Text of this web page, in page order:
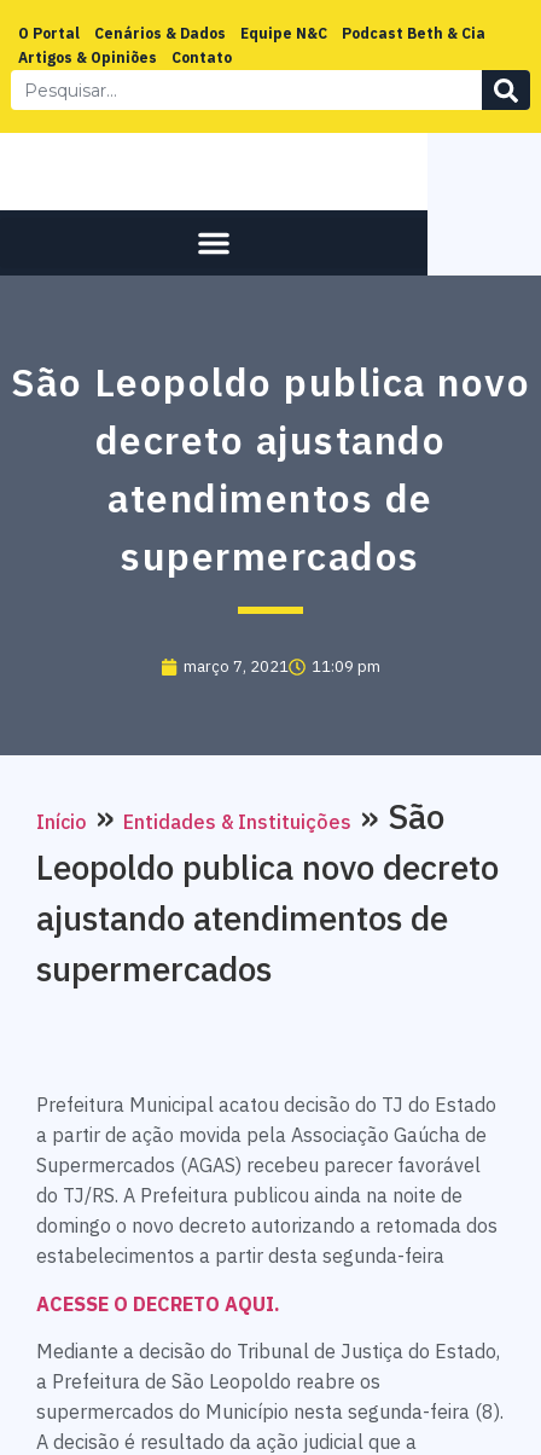
O Portal Cenários & Dados Equipe N&C
Podcast Beth & Cia
Artigos & Opiniões
Contato
São Leopoldo publica novo
decreto ajustando
atendimentos de
supermercados
março 7, 2021 11:09 pm
Início » Entidades & Instituições » São
Leopoldo publica novo decreto
ajustando atendimentos de
supermercados
Prefeitura Municipal acatou decisão do TJ do Estado
a partir de ação movida pela Associação Gaúcha de
Supermercados (AGAS) recebeu parecer favorável
do TJ/RS. A Prefeitura publicou ainda na noite de
domingo o novo decreto autorizando a retomada dos
estabelecimentos a partir desta segunda-feira
ACESSE O DECRETO AQUI.
Mediante a decisão do Tribunal de Justiça do Estado,
a Prefeitura de São Leopoldo reabre os
supermercados do Município nesta segunda-feira (8).
A decisão é resultado da ação judicial que a